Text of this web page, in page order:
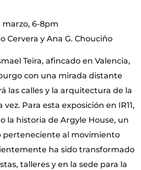
marzo, 6-8pm
Cervera y Ana G. Chouciño
Teira, afincado en Valencia,
con una mirada distante
las calles y la arquitectura de la
Para esta exposición en IR11,
la historia de Argyle House, un
perteneciente al movimiento
ha sido transformado
talleres y en la sede para la